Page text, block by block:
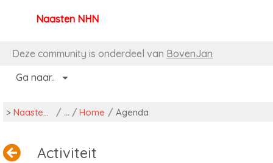
Naar content
Naasten NHN
Deze community is onderdeel van BovenJan
Ga naar..
> Naasten NHN / Home / Agenda
Activiteit